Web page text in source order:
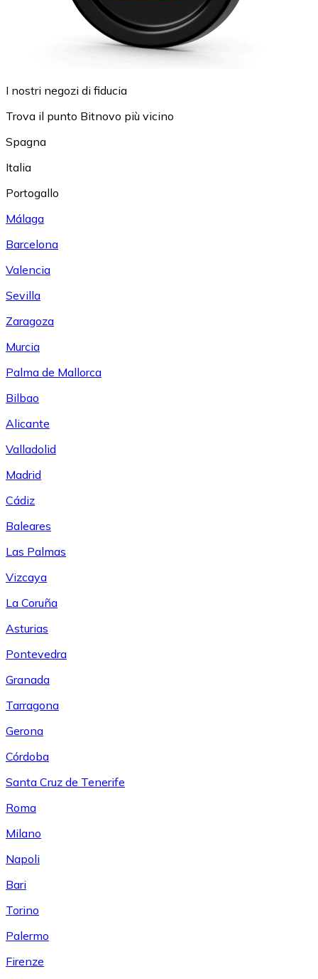
I nostri negozi di fiducia
Trova il punto Bitnovo più vicino
Spagna
Italia
Portogallo
Málaga
Barcelona
Valencia
Sevilla
Zaragoza
Murcia
Palma de Mallorca
Bilbao
Alicante
Valladolid
Madrid
Cádiz
Baleares
Las Palmas
Vizcaya
La Coruña
Asturias
Pontevedra
Granada
Tarragona
Gerona
Córdoba
Santa Cruz de Tenerife
Roma
Milano
Napoli
Bari
Torino
Palermo
Firenze